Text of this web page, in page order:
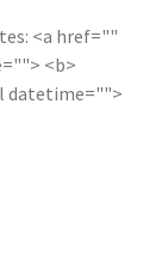
<a href=""
<b>
datetime="">